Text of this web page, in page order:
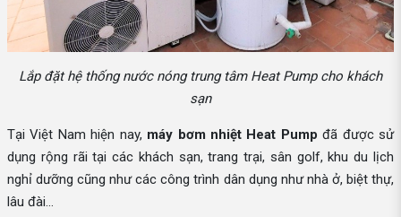
Lắp đặt hệ thống nước nóng trung tâm Heat Pump cho khách
sạn
Tại Việt Nam hiện nay, máy bơm nhiệt Heat Pump đã được sử
dụng rộng rãi tại các khách sạn, trang trại, sân golf, khu du lịch
nghỉ dưỡng cũng như các công trình dân dụng như nhà ở, biệt thự,
lâu đài…